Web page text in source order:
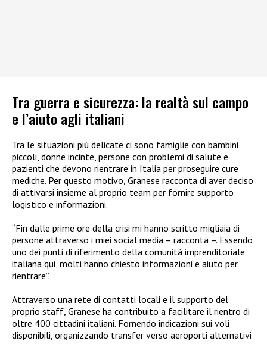
Tra guerra e sicurezza: la realtà sul campo
e l’aiuto agli italiani
Tra le situazioni più delicate ci sono famiglie con bambini
piccoli, donne incinte, persone con problemi di salute e
pazienti che devono rientrare in Italia per proseguire cure
mediche. Per questo motivo, Granese racconta di aver deciso
di attivarsi insieme al proprio team per fornire supporto
logistico e informazioni.
“Fin dalle prime ore della crisi mi hanno scritto migliaia di
persone attraverso i miei social media – racconta –. Essendo
uno dei punti di riferimento della comunità imprenditoriale
italiana qui, molti hanno chiesto informazioni e aiuto per
rientrare”.
Attraverso una rete di contatti locali e il supporto del
proprio staff, Granese ha contribuito a facilitare il rientro di
oltre 400 cittadini italiani. Fornendo indicazioni sui voli
disponibili, organizzando transfer verso aeroporti alternativi